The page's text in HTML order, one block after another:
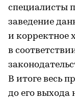
специалисты
заведение
и корректное
в
В итоге весь
до его выхода